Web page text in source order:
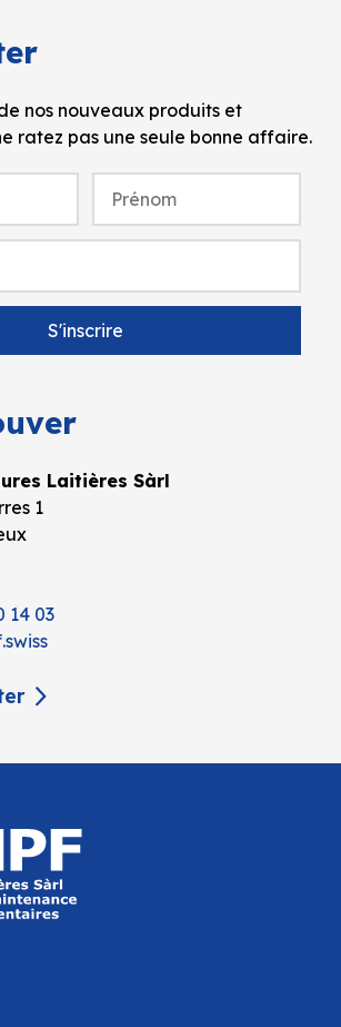
nos nouveaux produits et
ratez pas une seule bonne affaire.
Laitières Sàrl
1
14 03